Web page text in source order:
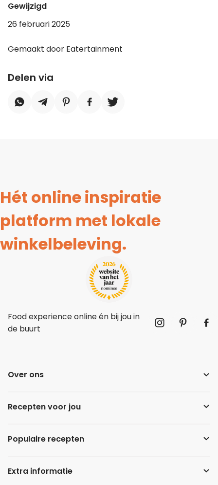
Gewijzigd
26 februari 2025
Gemaakt door Eatertainment
Delen via
Hét online inspiratie
platform met lokale
winkelbeleving.
Food experience online én bij jou in
de buurt
Over ons
Recepten voor jou
Populaire recepten
Extra informatie